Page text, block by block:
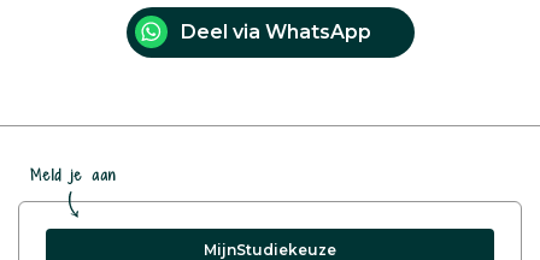
Deel via WhatsApp
Meld je aan
MijnStudiekeuze